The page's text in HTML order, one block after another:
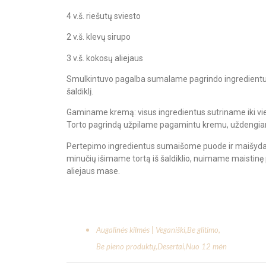
4 v.š. riešutų sviesto
2 v.š. klevų sirupo
3 v.š. kokosų aliejaus
Smulkintuvo pagalba sumalame pagrindo
šaldiklį.
Gaminame kremą: visus ingredientus sutriname iki
Torto pagrindą užpilame pagamintu kremu,
Pertepimo ingredientus sumaišome puode ir
minučių išimame tortą iš šaldiklio, nuimame
aliejaus mase.
Augalinės kilmės | Veganiški,Be glitimo,
Be pieno produktų,Desertai,Nuo 12 mėn